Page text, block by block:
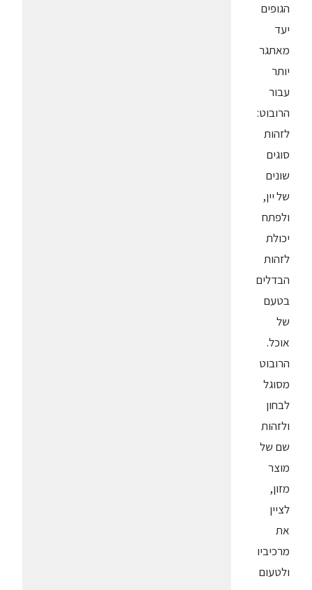
הגופים
יעד
מאתגר
יותר
עבור
הרובוט:
לזהות
סוגים
שונים
של יין,
ולפתח
יכולת
לזהות
הבדלים
בטעם
של
אוכל.
הרובוט
מסוגל
לבחון
ולזהות
שם של
מוצר
מזון,
לציין
את
מרכיביו
ולטעום